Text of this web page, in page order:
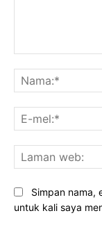
Simpan nama,
untuk kali saya